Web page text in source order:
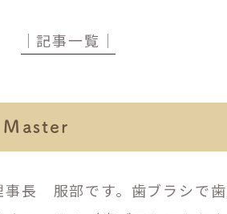
│記事一覧│
長 服部です。歯ブラシで歯